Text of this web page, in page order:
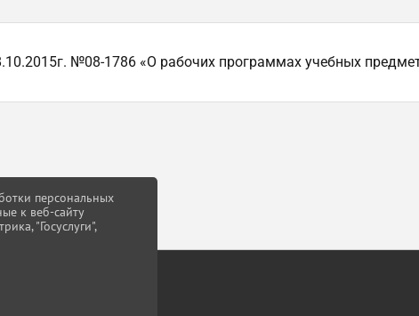
№08-1786 «О рабочих программах учебных
персональных
к веб-сайту
"Госуслуги",